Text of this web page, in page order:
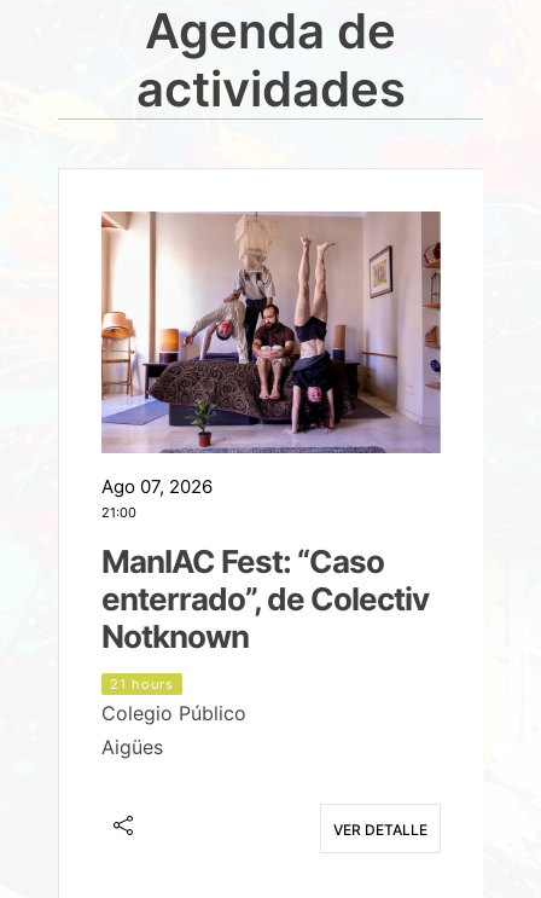
Agenda de
actividades
Ago 07, 2026
21:00
ManIAC Fest: “Caso
enterrado”, de Colectiv
Notknown
21 hours
Colegio Público
Aigües
VER DETALLE